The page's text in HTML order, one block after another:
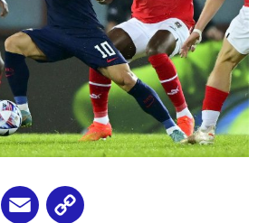
WhatsApp
Email